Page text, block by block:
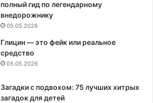
полный гид по легендарному
внедорожнику
05.05.2026
Глицин — это фейк или реальное
средство
05.05.2026
Загадки с подвохом: 75 лучших хитрых
загадок для детей